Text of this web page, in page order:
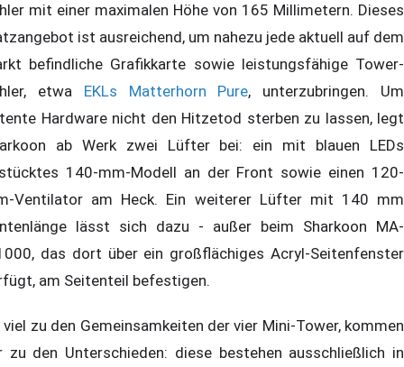
mit einer maximalen Höhe von 165 Millimetern. Dieses
ist ausreichend, um nahezu jede aktuell auf dem
befindliche Grafikkarte sowie leistungsfähige Tower-
etwa EKLs Matterhorn Pure, unterzubringen. Um
Hardware nicht den Hitzetod sterben zu lassen, legt
ab Werk zwei Lüfter bei: ein mit blauen LEDs
140-mm-Modell an der Front sowie einen 120-
Ventilator am Heck. Ein weiterer Lüfter mit 140 mm
lässt sich dazu - außer beim Sharkoon MA-
das dort über ein großflächiges Acryl-Seitenfenster
am Seitenteil befestigen.
viel zu den Gemeinsamkeiten der vier Mini-Tower, kommen
zu den Unterschieden: diese bestehen ausschließlich in